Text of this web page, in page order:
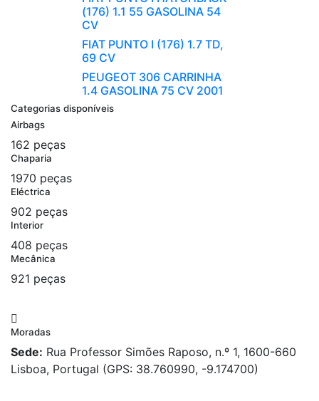
(176) 1.1 55 GASOLINA 54
CV
FIAT PUNTO I (176) 1.7 TD,
69 CV
PEUGEOT 306 CARRINHA
1.4 GASOLINA 75 CV 2001
Categorias disponíveis
Airbags
162 peças
Chaparia
1970 peças
Eléctrica
902 peças
Interior
408 peças
Mecânica
921 peças
Moradas
Sede: Rua Professor Simões Raposo, n.º 1, 1600-660
Lisboa, Portugal (GPS: 38.760990, -9.174700)